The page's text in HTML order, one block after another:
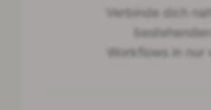
Verbinde dich
Workflows in nur